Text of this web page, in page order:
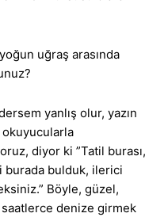
uğraş arasında
yanlış olur, yazın
diyor ki ”Tatil burası,
burada bulduk, ilerici
Böyle, güzel,
denize girmek